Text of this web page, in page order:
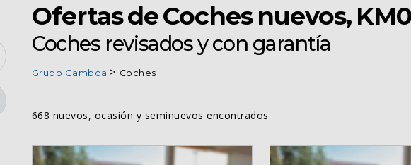
Ofertas de Coches nuevos,
Coches revisados y con garantía
Grupo Gamboa Coches
668 nuevos, ocasión y seminuevos encontrados